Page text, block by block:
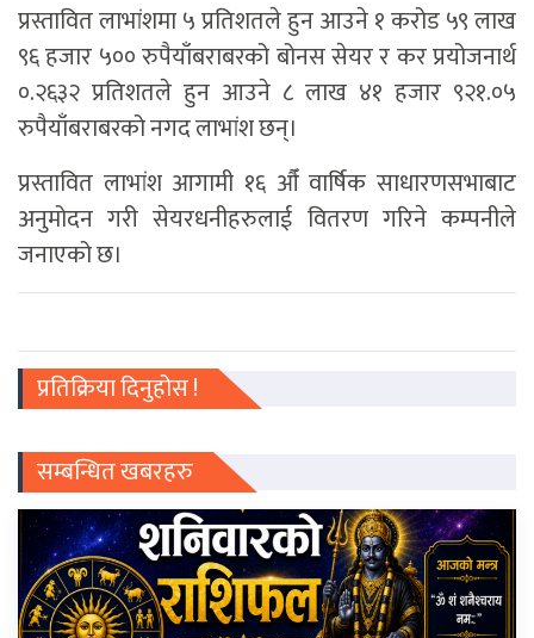
प्रस्तावित लाभांशमा ५ प्रतिशतले हुन आउने १ करोड ५९ लाख
९६ हजार ५०० रुपैयाँबराबरको बोनस सेयर र कर प्रयोजनार्थ
०.२६३२ प्रतिशतले हुन आउने ८ लाख ४१ हजार ९२१.०५
रुपैयाँबराबरको नगद लाभांश छन्।
प्रस्तावित लाभांश आगामी १६ औँ वार्षिक साधारणसभाबाट
अनुमोदन गरी सेयरधनीहरुलाई वितरण गरिने कम्पनीले
जनाएको छ।
प्रतिक्रिया दिनुहोस !
सम्बन्धित खबरहरु